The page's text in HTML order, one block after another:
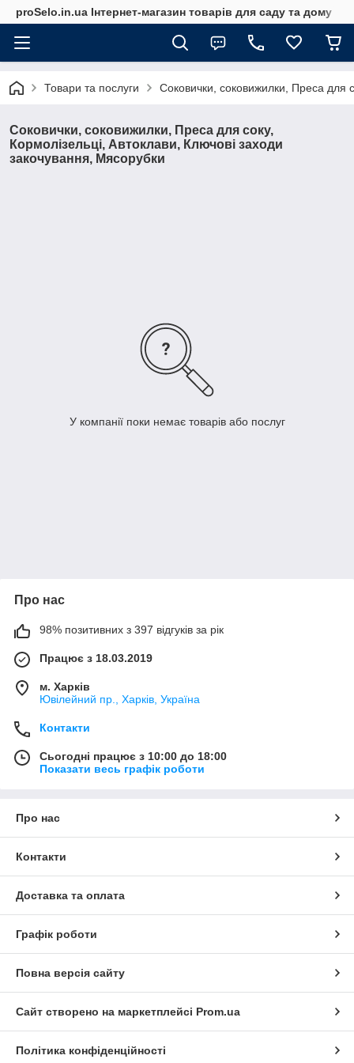
proSelo.in.ua Інтернет-магазин товарів для саду та дому
Товари та послуги Соковички, соковижилки, Преса для
Соковички, соковижилки, Преса для соку,
Кормолізельці, Автоклави, Ключові заходи
закочування, Мясорубки
У компанії поки немає товарів або послуг
Про нас
98% позитивних з 397 відгуків за рік
Працює з 18.03.2019
м. Харків
Ювілейний пр., Харків, Україна
Контакти
Сьогодні працює з 10:00 до 18:00
Показати весь графік роботи
Про нас
Контакти
Доставка та оплата
Графік роботи
Повна версія сайту
Сайт створено на маркетплейсі Prom.ua
Політика конфіденційності